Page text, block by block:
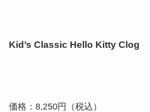
Kid’s Classic Hello Kitty Clog
価格：8,250円（税込）